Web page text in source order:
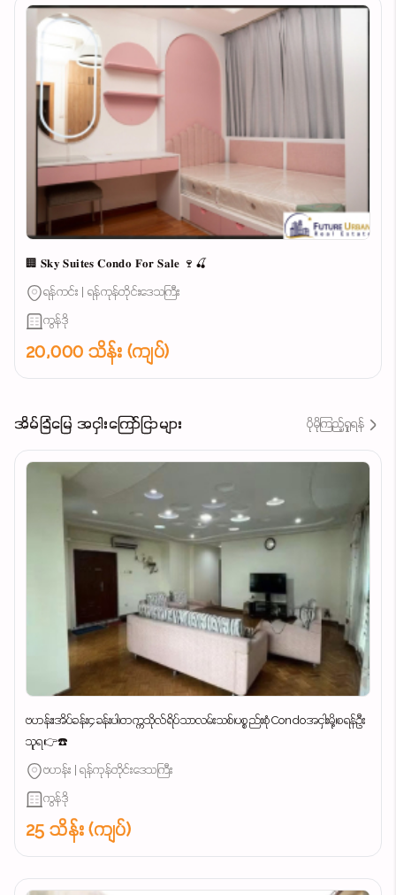
🏢 𝐒𝐤𝐲 𝐒𝐮𝐢𝐭𝐞𝐬 𝐂𝐨𝐧𝐝𝐨 𝐅𝐨𝐫 𝐒𝐚𝐥𝐞 🍷🍒
ရန်ကင်း | ရန်ကုန်တိုင်းဒေသကြီး
ကွန်ဒို
20,000 သိန်း (ကျပ်)
အိမ်ခြံမြေ အငှါးကြော်ငြာများ ပိုမိုကြည့်ရှုရန်
ဗဟန်း၊အိပ်ခန်း၄ခန်းပါ၊တက္ကသိုလ်ရိပ်သာလမ်းသစ်၊ပစ္စည်းစုံCondoအငှါးမို့၊စရန်ဦး
သူရ👉☎️
ဗဟန်း | ရန်ကုန်တိုင်းဒေသကြီး
ကွန်ဒို
25 သိန်း (ကျပ်)